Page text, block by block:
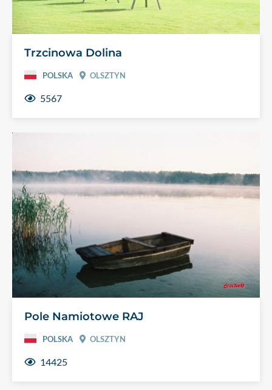
Trzcinowa Dolina
POLSKA OLSZTYN
5567
Pole Namiotowe RAJ
POLSKA OLSZTYN
14425